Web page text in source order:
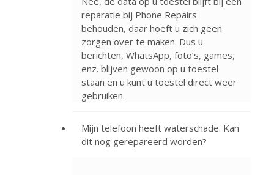
reparatie bij Phone Repairs
behouden, daar hoeft u zich geen
zorgen over te maken. Dus u
berichten, WhatsApp, foto’s, games,
enz. blijven gewoon op u toestel
staan en u kunt u toestel direct weer
gebruiken.
Mijn telefoon heeft waterschade. Kan
dit nog gerepareerd worden?